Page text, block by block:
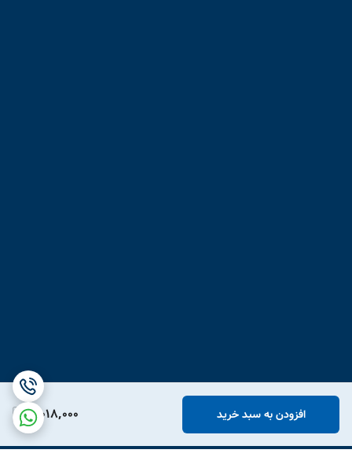
3,018,000 افزودن به سبد خرید